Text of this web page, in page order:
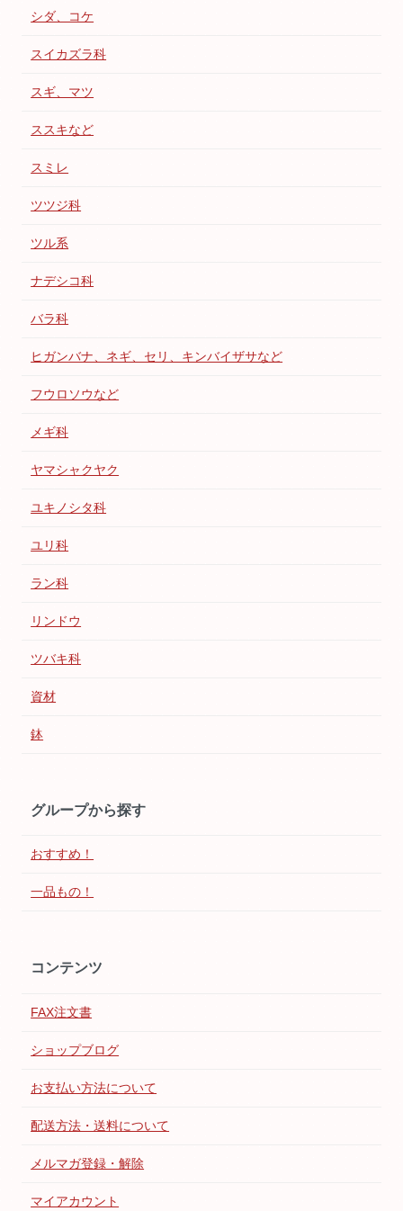
シダ、コケ
スイカズラ科
スギ、マツ
ススキなど
スミレ
ツツジ科
ツル系
ナデシコ科
バラ科
ヒガンバナ、ネギ、セリ、キンバイザサなど
フウロソウなど
メギ科
ヤマシャクヤク
ユキノシタ科
ユリ科
ラン科
リンドウ
ツバキ科
資材
鉢
グループから探す
おすすめ！
一品もの！
コンテンツ
FAX注文書
ショップブログ
お支払い方法について
配送方法・送料について
メルマガ登録・解除
マイアカウント